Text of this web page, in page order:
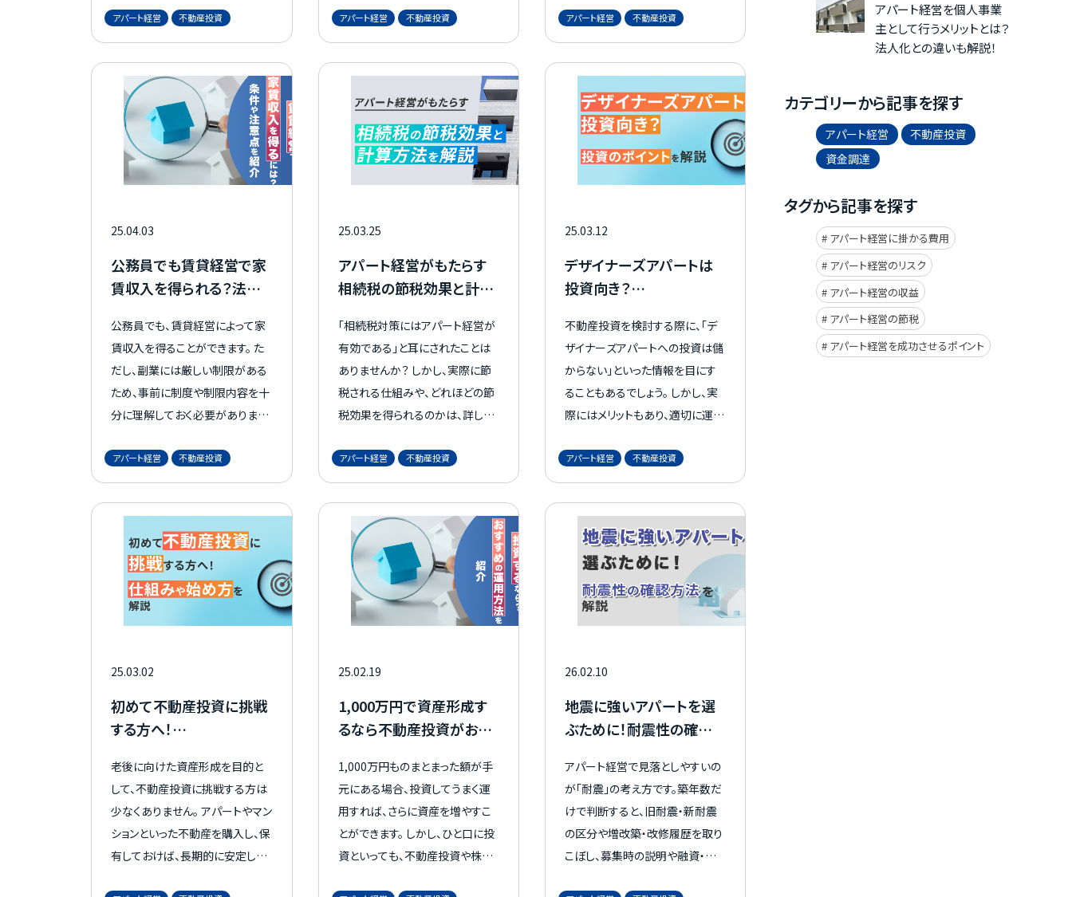
ホーム
MOVEが選ばれる理由
名古屋・大阪・広島エリアの魅力
物件一覧
お客様の声
お役立ちガイド
Q&A
お知らせ
資料請求はこちら
会社概要 個人情報保護方針 カスタマーハラスメントに関する基本方針 コンテンツポリシー
要になります。 この記事では、これ
からアパート経営をお考えの方に
向けて、アパート経営の回収期間、
その目安や計算方法、さらに回収
期間を短くするためのポイントも
徹底解説します。
アパート経営 不動産投資
らに、実物資産を持つことで資産
の偏りを抑えられる一方、空室・修
繕・災害、金利変動といったリスク
も避けられません。 大切なのは、
数字の根拠をそろえ、家族や管理
会社も含めた体制を整えて進め
ること。 この記事では、選ばれる
理由から費用、成功のポイントま
アパート経営 不動産投資
が一の事態に備えるためにも、火
災保険について理解を深めること
が大切です。 今回は、火災保険に
などを、詳しく解説します。 この記
事を参考に、健全なアパート経営
を実現していきましょう。
アパート経営 不動産投資
25.04.03
公務員でも賃貸経営で家
賃収入を得られる？法律
公務員でも、賃貸経営によって家
賃収入を得ることができます。 た
だし、副業には厳しい制限がある
ため、事前に制度や制限内容を十
分に理解しておく必要があります。
るのか不安」「どのような注意点が
あるのか知りたい」という方のた
めに、押さえておきたいポイントを
注意点、公務員の賃貸経営がどの
ような場合に発覚するのかについ
ても理解できるようになるため、
ぜひ参考にしてください。
アパート経営 不動産投資
25.03.25
アパート経営がもたらす
相続税の節税効果と計算
「相続税対策にはアパート経営が
有効である」と耳にされたことは
ありませんか？ しかし、実際に節
税される仕組みや、どれほどの節
税効果を得られるのかは、詳しく
う。 本記事では、アパート経営が
相続税対策に有効な理由を詳しく
解説し、相続財産に課される相続
税額をシミュレーションします。 大
切な資産を賢く相続させたい方
は、最後までご覧ください。
アパート経営 不動産投資
25.03.12
デザイナーズアパートは
投資向き？
不動産投資を検討する際に、「デ
ザイナーズアパートへの投資は儲
からない」といった情報を目にす
ることもあるでしょう。 しかし、実
際にはメリットもあり、適切に運用
この記事では、「デザイナーズアパ
ートは投資に向いているか」をテ
ーマに、メリット・デメリットについ
ても解説します。 デザイナーズア
パートへの投資を検討されている
方は、ぜひお役立てください。
アパート経営 不動産投資
25.03.02
初めて不動産投資に挑戦
する方へ！
老後に向けた資産形成を目的と
して、不動産投資に挑戦する方は
少なくありません。 アパートやマン
ションといった不動産を購入し、保
有しておけば、長期的に安定した
25.02.19
1,000万円で資産形成す
るなら不動産投資がおす
1,000万円ものまとまった額が手
元にある場合、投資してうまく運
用すれば、さらに資産を増やすこ
とができます。 しかし、ひと口に投
資といっても、不動産投資や株式
26.02.10
地震に強いアパートを選
ぶために！耐震性の確認
アパート経営で見落としやすいの
が「耐震」の考え方です。築年数だ
けで判断すると、旧耐震・新耐震
の区分や増改築・改修履歴を取り
こぼし、募集時の説明や融資・保
アパート経営を個人事業
主として行うメリットとは？
法人化との違いも解説！
カテゴリーから記事を探す
アパート経営
不動産投資
資金調達
タグから記事を探す
アパート経営に掛かる費用
アパート経営のリスク
アパート経営の収益
アパート経営の節税
アパート経営を成功させるポイント